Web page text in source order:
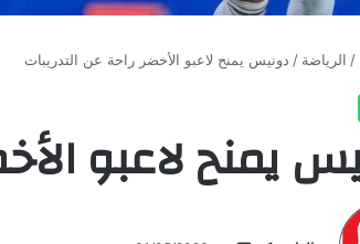
/ الرياضة / دونيس يمنح لاعبو الأخضر راحة عن التدريبات
يمنح لاعبو